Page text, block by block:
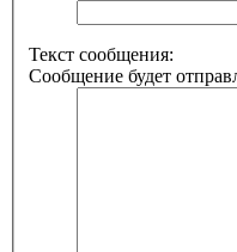
Текст сообщения:
Сообщение будет